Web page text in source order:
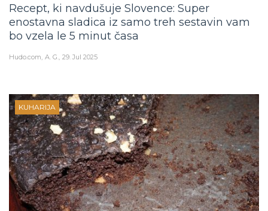
Recept, ki navdušuje Slovence: Super
enostavna sladica iz samo treh sestavin vam
bo vzela le 5 minut časa
Hudo.com A. G. 29. Jul 2025
KUHARIJA